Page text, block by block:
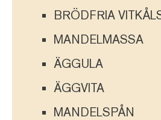
BRÖDFRIA
MANDELMASSA
ÄGGULA
ÄGGVITA
MANDELSPÅN